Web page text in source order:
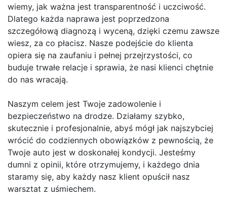
wiemy, jak ważna jest transparentność i uczciwość.
Dlatego każda naprawa jest poprzedzona
szczegółową diagnozą i wyceną, dzięki czemu zawsze
wiesz, za co płacisz. Nasze podejście do klienta
opiera się na zaufaniu i pełnej przejrzystości, co
buduje trwałe relacje i sprawia, że nasi klienci chętnie
do nas wracają.
Naszym celem jest Twoje zadowolenie i
bezpieczeństwo na drodze. Działamy szybko,
skutecznie i profesjonalnie, abyś mógł jak najszybciej
wrócić do codziennych obowiązków z pewnością, że
Twoje auto jest w doskonałej kondycji. Jesteśmy
dumni z opinii, które otrzymujemy, i każdego dnia
staramy się, aby każdy nasz klient opuścił nasz
warsztat z uśmiechem.